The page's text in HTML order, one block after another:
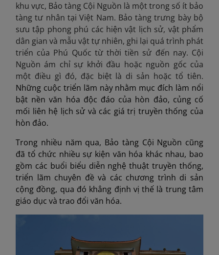
khu vực, Bảo tàng Cội Nguồn là một trong số ít bảo
tàng tư nhân tại Việt Nam. Bảo tàng trưng bày bộ
sưu tập phong phú các hiện vật lịch sử, vật phẩm
dân gian và mẫu vật tự nhiên, ghi lại quá trình phát
triển của Phú Quốc từ thời tiền sử đến nay. Cội
Nguồn ám chỉ sự khởi đầu hoặc nguồn gốc của
một điều gì đó, đặc biệt là di sản hoặc tổ tiên.
Những cuộc triển lãm này nhằm mục đích làm nổi
bật nền văn hóa độc đáo của hòn đảo, củng cố
mối liên hệ lịch sử và các giá trị truyền thống của
hòn đảo.
Trong nhiều năm qua, Bảo tàng Cội Nguồn cũng
đã tổ chức nhiều sự kiện văn hóa khác nhau, bao
gồm các buổi biểu diễn nghệ thuật truyền thống,
triển lãm chuyên đề và các chương trình di sản
cộng đồng, qua đó khẳng định vị thế là trung tâm
giáo dục và trao đổi văn hóa.